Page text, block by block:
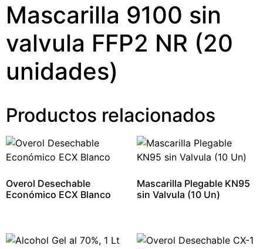
Mascarilla 9100 sin
valvula FFP2 NR (20
unidades)
Productos relacionados
Overol Desechable
Económico ECX Blanco
Mascarilla Plegable KN95
sin Valvula (10 Un)